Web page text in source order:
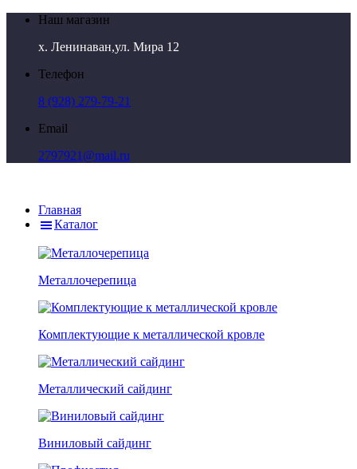
Наш магазин
х. Ленинаван,ул. Мира 12
Телефон
8 (928) 279-79-21
Email
2797921@mail.ru
Главная
Каталог
Металлочерепица
Комплектующие к металлической кровле
Металлический сайдинг
Виниловый сайдинг